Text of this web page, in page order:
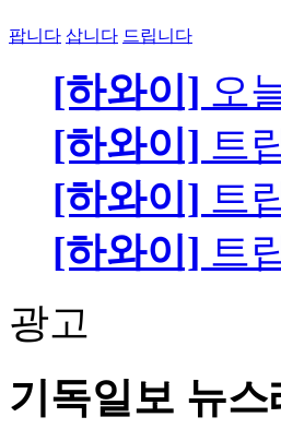
팝니다 삽니다 드립니다
[하와이] 오
[하와이] 트
[하와이] 트
[하와이] 트
광고
기독일보 뉴